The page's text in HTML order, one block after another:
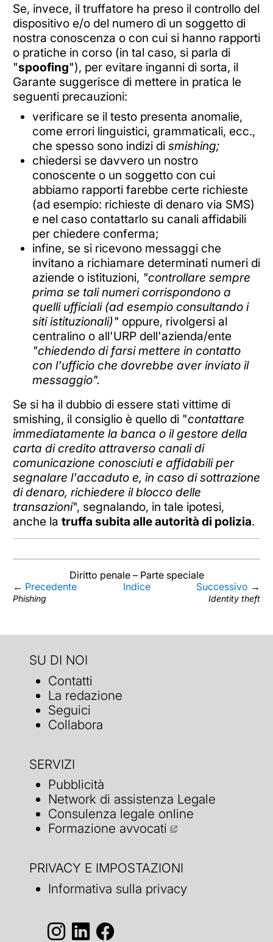
Se, invece, il truffatore ha preso il controllo del
dispositivo e/o del numero di un soggetto di
nostra conoscenza o con cui si hanno rapporti
o pratiche in corso (in tal caso, si parla di
"spoofing"), per evitare inganni di sorta, il
Garante suggerisce di mettere in pratica le
seguenti precauzioni:
verificare se il testo presenta anomalie,
come errori linguistici, grammaticali, ecc.,
che spesso sono indizi di smishing;
chiedersi se davvero un nostro
conoscente o un soggetto con cui
abbiamo rapporti farebbe certe richieste
(ad esempio: richieste di denaro via SMS)
e nel caso contattarlo su canali affidabili
per chiedere conferma;
infine, se si ricevono messaggi che
invitano a richiamare determinati numeri di
aziende o istituzioni, "controllare sempre
prima se tali numeri corrispondono a
quelli ufficiali (ad esempio consultando i
siti istituzionali)" oppure, rivolgersi al
centralino o all'URP dell'azienda/ente
"chiedendo di farsi mettere in contatto
con l'ufficio che dovrebbe aver inviato il
messaggio".
Se si ha il dubbio di essere stati vittime di
smishing, il consiglio è quello di "contattare
immediatamente la banca o il gestore della
carta di credito attraverso canali di
comunicazione conosciuti e affidabili per
segnalare l'accaduto e, in caso di sottrazione
di denaro, richiedere il blocco delle
transazioni", segnalando, in tale ipotesi,
anche la truffa subita alle autorità di polizia.
Diritto penale – Parte speciale
← Precedente
Phishing
Indice Successivo →
Identity theft
SU DI NOI
Contatti
La redazione
Seguici
Collabora
SERVIZI
Pubblicità
Network di assistenza Legale
Consulenza legale online
Formazione avvocati
PRIVACY E IMPOSTAZIONI
Informativa sulla privacy